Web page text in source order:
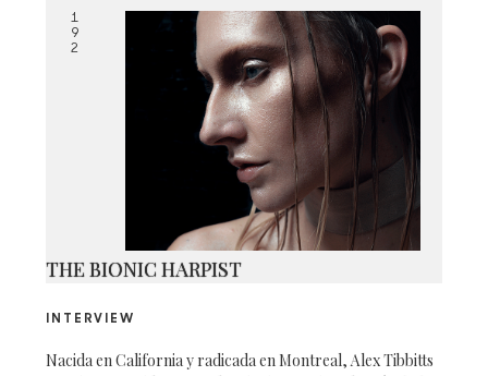
1
9
2
THE BIONIC HARPIST
INTERVIEW
Nacida en California y radicada en Montreal, Alex Tibbitts